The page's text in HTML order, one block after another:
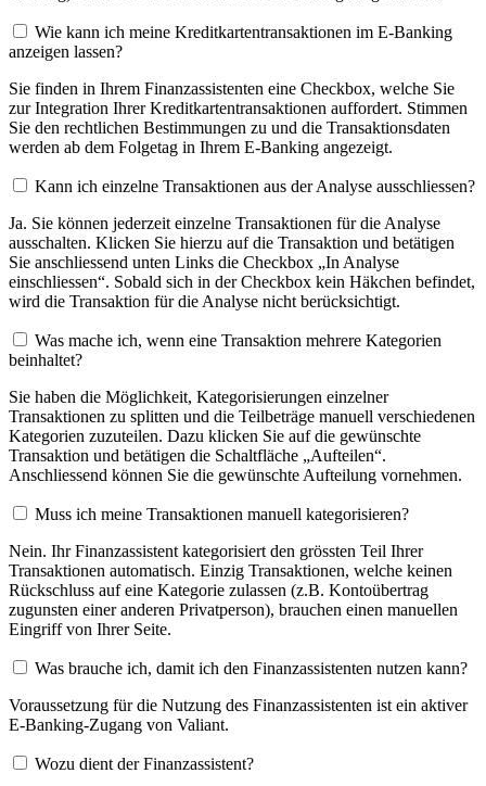
Wie kann ich meine Kreditkartentransaktionen im E-Banking
anzeigen lassen?
Sie finden in Ihrem Finanzassistenten eine Checkbox, welche Sie
zur Integration Ihrer Kreditkartentransaktionen auffordert. Stimmen
Sie den rechtlichen Bestimmungen zu und die Transaktionsdaten
werden ab dem Folgetag in Ihrem E-Banking angezeigt.
Kann ich einzelne Transaktionen aus der Analyse ausschliessen?
Ja. Sie können jederzeit einzelne Transaktionen für die Analyse
ausschalten. Klicken Sie hierzu auf die Transaktion und betätigen
Sie anschliessend unten Links die Checkbox „In Analyse
einschliessen“. Sobald sich in der Checkbox kein Häkchen befindet,
wird die Transaktion für die Analyse nicht berücksichtigt.
Was mache ich, wenn eine Transaktion mehrere Kategorien
beinhaltet?
Sie haben die Möglichkeit, Kategorisierungen einzelner
Transaktionen zu splitten und die Teilbeträge manuell verschiedenen
Kategorien zuzuteilen. Dazu klicken Sie auf die gewünschte
Transaktion und betätigen die Schaltfläche „Aufteilen“.
Anschliessend können Sie die gewünschte Aufteilung vornehmen.
Muss ich meine Transaktionen manuell kategorisieren?
Nein. Ihr Finanzassistent kategorisiert den grössten Teil Ihrer
Transaktionen automatisch. Einzig Transaktionen, welche keinen
Rückschluss auf eine Kategorie zulassen (z.B. Kontoübertrag
zugunsten einer anderen Privatperson), brauchen einen manuellen
Eingriff von Ihrer Seite.
Was brauche ich, damit ich den Finanzassistenten nutzen kann?
Voraussetzung für die Nutzung des Finanzassistenten ist ein aktiver
E-Banking-Zugang von Valiant.
Wozu dient der Finanzassistent?